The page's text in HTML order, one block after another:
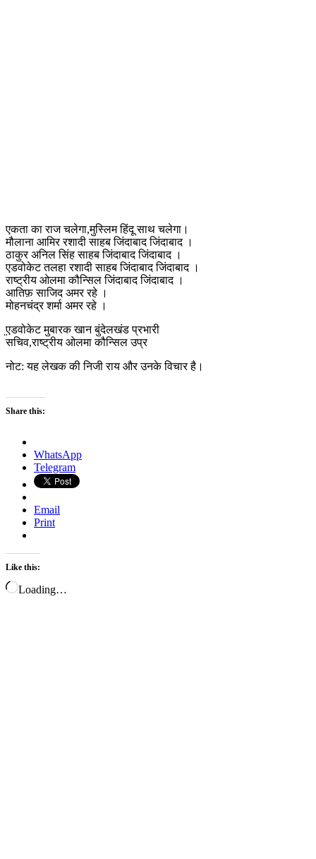
एकता का राज चलेगा,मुस्लिम हिंदू साथ चलेगा।
मौलाना आमिर रशादी साहब जिंदाबाद जिंदाबाद ।
ठाकुर अनिल सिंह साहब जिंदाबाद जिंदाबाद ।
एडवोकेट तलहा रशादी साहब जिंदाबाद जिंदाबाद ।
राष्ट्रीय ओलमा कौन्सिल जिंदाबाद जिंदाबाद ।
आतिफ़ साजिद अमर रहे ।
मोहनचंद्र शर्मा अमर रहे ।
̤एडवोकेट मुबारक खान बुंदेलखंड प्रभारी
सचिव,राष्ट्रीय ओलमा कौन्सिल उप्र
नोट: यह लेखक की निजी राय और उनके विचार है।
Share this:
WhatsApp
Telegram
Email
Print
Like this:
Loading…